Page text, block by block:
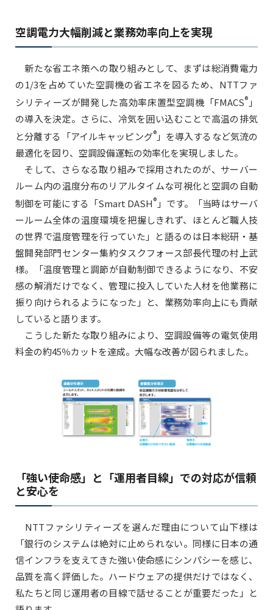
空調電力大幅削減と業務効率向上を実現
新たな省エネ策への取り組みとして、まずは総消費電力
の1/3を占めていた空調機の省エネを図るため、NTTファ
シリティーズが開発した高効率床置型空調機「FMACS® 」
の導入を決定。さらに、冷気を囲い込むことで高温の排気
と分離する「アイルキャッピング®」を導入するなど気流の
最適化を図り、空調設備運転の効率化を実現しました。
そして、さらなる取り組みで採用されたのが、サーバー
ルーム内の温度分布のリアルタイムな可視化と空調の自動
制御を可能にする「Smart DASH® 」です。「当時はサーバ
ールーム全体の温度環境を把握しきれず、ほとんど職人技
の世界で温度管理を行っていた」と語るのは日本総研・基
盤開発部門センター集約タスクフォース部長代理の村上武
様。「温度管理と調節が自動制御できるようになり、不安
感の解消だけでなく、管理に投入していた人材を他業務に
振り向けられるようになった」と、業務効率向上にも貢献
していると語ります。
こうした新たな取り組みにより、空調設備等の電気使用
料金の約45％カットを達成。大幅な改善が図られました。
「強い使命感」と「運用者目線」での対応が信頼
と安心を
NTTファシリティーズを選んだ理由について山下様は
「銀行のシステムは絶対に止められない。同様に日本の通
信インフラを支えてきた強い使命感にシンパシーを感じ、
品質を高く評価した。ハードウェアの提供だけではなく、
私たちと同じ運用者の目線で話せることが重要だった」と